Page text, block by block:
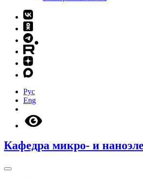
Рус
Eng
Кафедра микро- и